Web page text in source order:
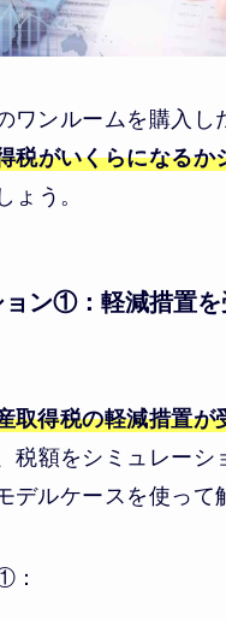
ワンルームを購入し
税がいくらになるか
ょう。
ョン①：軽減措置
取得税の軽減措置が
税額をシミュレーシ
デルケースを使って
：